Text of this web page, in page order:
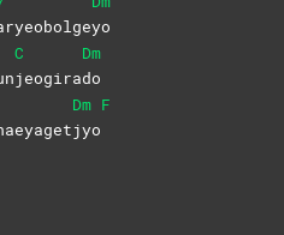
yo
C
jeogira
Dm
do
Dm
jyo
F